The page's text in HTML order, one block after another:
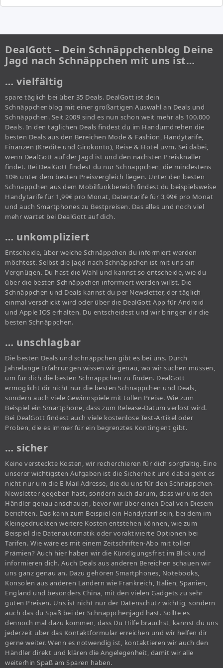
DealGott – Dein Schnäppchenblog Deine
Jagd nach Schnäppchen mit uns ist…
… vielfältig
spare täglich bei über 35 Deals. DealGott ist dein
Schnäppchenblog mit einer großartigen Auswahl an Deals und
Schnäppchen. Seit 2009 sind es nun schon weit mehr als 100.000
Deals. In den täglichen Deals findest du im Handumdrehen die
besten Deals aus den Bereichen Mode & Fashion, Handytarife,
Finanzen (Kredite und Girokonto), Reise & Hotel uvm. Sei dabei,
wenn DealGott auf der Jagd ist und den nächsten Preisknaller
findet. Bei DealGott findest du nur Schnäppchen, die mindestens
10% unter dem besten Preisvergleich liegen. Unter den besten
Schnäppchen aus dem Mobilfunkbereich findest du beispielsweise
Handytarife für 1,99€ pro Monat, Datentarife für 3,99€ pro Monat
und auch Smartphones zu Bestpreisen. Das alles und noch viel
mehr wartet bei DealGott auf dich.
… unkompliziert
Entscheide, über welche Schnäppchen du informiert werden
möchtest. Selbst die Jagd nach Schnäppchen ist mit uns ein
Vergnügen. Du hast die Wahl und kannst so entscheide, wie du
über die besten Schnäppchen informiert werden willst. Die
Schnäppchen und Deals kannst du per Newsletter, der täglich
einmal verschickt wird oder über die DealGott App für Android
und Apple IOS erhalten. Du entscheidest und wir bringen dir die
besten Schnäppchen.
… unschlagbar
Die besten Deals und schnäppchen gibt es bei uns. Durch
Jahrelange Erfahrungen wissen wir genau, wo wir suchen müssen,
um für dich die besten Schnäppchen zu finden. DealGott
ermöglicht dir nicht nur die besten Schnäppchen und Deals,
sondern auch viele Gewinnspiele mit tollen Preise. Wie zum
Beispiel ein Smartphone, dass zum Release-Datum verlost wird.
Bei DealGott findest auch viele kostenlose Test-Artikel oder
Proben, die es immer für ein begrenztes Kontingent gibt.
… sicher
Keine versteckte Kosten, wir recherchieren für dich sorgfältig. Eine
unserer wichtigsten Aufgaben ist die Sicherheit und dabei geht es
nicht nur um die E-Mail Adresse, die du uns für den Schnäppchen-
Newsletter gegeben hast, sondern auch darum, dass wir uns den
Händler genau anschauen, bevor wir über einen Deal von Diesem
berichten. Das kann zum Beispiel ein Handytarif sein, bei dem im
Kleingedruckten weitere Kosten entstehen können, wie zum
Beispiel die Datenautomatik oder voraktivierte Optionen bei
Tarifen. Wie wäre es mit einem Zeitschriften-Abo mit tollen
Prämien? Auch hier haben wir die Kündigungsfrist im Blick und
informieren dich. Auch Deals aus anderen Bereichen schauen wir
uns ganz genau an. Dazu gehören Smartphones, Notebooks,
Konsolen aus anderen Ländern wie Frankreich, Italien, Spanien,
England und besonders China, mit den vielen Gadgets zu sehr
guten Preisen. Uns ist nicht nur der Datenschutz wichtig, sondern
auch das du Spaß bei der Schnäppchenjagd hast. Sollte es
dennoch mal dazu kommen, dass Du Hilfe brauchst, kannst du uns
jederzeit über das Kontaktformular erreichen und wir helfen dir
gerne weiter. Wenn es notwendig ist, kontaktieren wir auch den
Händler direkt und klären die Angelegenheit, damit wir alle
weiterhin Spaß am Sparen haben.